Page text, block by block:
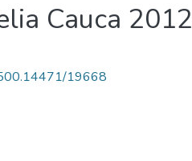
Cauca 2012
19668